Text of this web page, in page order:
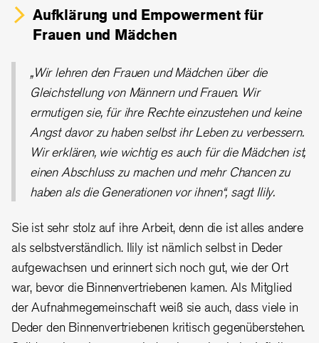
Aufklärung und Empowerment für
Frauen und Mädchen
„Wir lehren den Frauen und Mädchen über die
Gleichstellung von Männern und Frauen. Wir
ermutigen sie, für ihre Rechte einzustehen und keine
Angst davor zu haben selbst ihr Leben zu verbessern.
Wir erklären, wie wichtig es auch für die Mädchen ist,
einen Abschluss zu machen und mehr Chancen zu
haben als die Generationen vor ihnen“, sagt Ilily.
Sie ist sehr stolz auf ihre Arbeit, denn die ist alles andere
als selbstverständlich. Ilily ist nämlich selbst in Deder
aufgewachsen und erinnert sich noch gut, wie der Ort
war, bevor die Binnenvertriebenen kamen. Als Mitglied
der Aufnahmegemeinschaft weiß sie auch, dass viele in
Deder den Binnenvertriebenen kritisch gegenüberstehen.